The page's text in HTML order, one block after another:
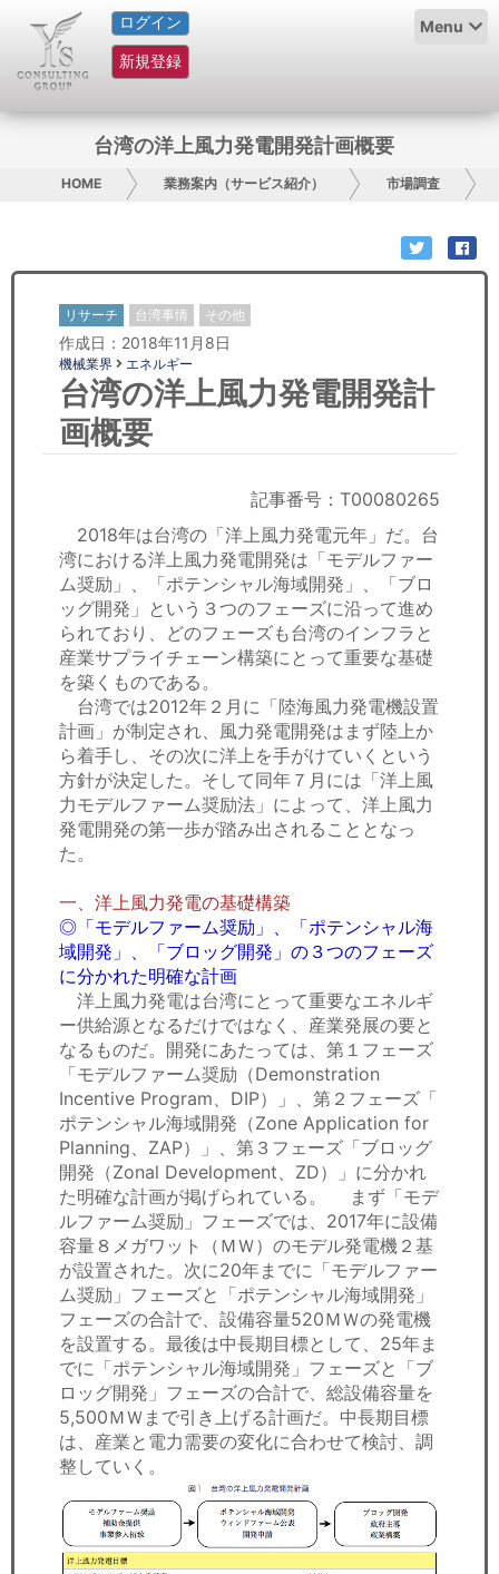
ログイン
新規登録
Menu
HOME
サービス紹介
グループ概要
日本人にPR
コンサルティング
リサーチ
経済ニュース
労務顧問
ＩＴ
飲食店情報
台湾の洋上風力発電開発計画概要
HOME 業務案内（サービス紹介） 市場調査
リサーチ 台湾事情 その他
作成日：2018年11月8日
機械業界 エネルギー
台湾の洋上風力発電開発計
画概要
記事番号：T00080265
2018年は台湾の「洋上風力発電元年」だ。台
湾における洋上風力発電開発は「モデルファー
ム奨励」、「ポテンシャル海域開発」、「ブロ
ッグ開発」という３つのフェーズに沿って進め
られており、どのフェーズも台湾のインフラと
産業サプライチェーン構築にとって重要な基礎
を築くものである。
台湾では2012年２月に「陸海風力発電機設置
計画」が制定され、風力発電開発はまず陸上か
ら着手し、その次に洋上を手がけていくという
方針が決定した。そして同年７月には「洋上風
力モデルファーム奨励法」によって、洋上風力
発電開発の第一歩が踏み出されることとなっ
た。
一、洋上風力発電の基礎構築
◎「モデルファーム奨励」、「ポテンシャル海
域開発」、「ブロッグ開発」の３つのフェーズ
に分かれた明確な計画
洋上風力発電は台湾にとって重要なエネルギ
ー供給源となるだけではなく、産業発展の要と
なるものだ。開発にあたっては、第１フェーズ
「モデルファーム奨励（Demonstration
Incentive Program、DIP）」、第２フェーズ「
ポテンシャル海域開発（Zone Application for
Planning、ZAP）」、第３フェーズ「ブロッグ
開発（Zonal Development、ZD）」に分かれ
た明確な計画が掲げられている。 まず「モデ
ルファーム奨励」フェーズでは、2017年に設備
容量８メガワット（ＭＷ）のモデル発電機２基
が設置された。次に20年までに「モデルファー
ム奨励」フェーズと「ポテンシャル海域開発」
フェーズの合計で、設備容量520ＭＷの発電機
を設置する。最後は中長期目標として、25年ま
でに「ポテンシャル海域開発」フェーズと「ブ
ロッグ開発」フェーズの合計で、総設備容量を
5,500ＭＷまで引き上げる計画だ。中長期目標
は、産業と電力需要の変化に合わせて検討、調
整していく。